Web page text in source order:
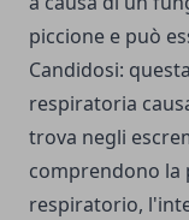
piccione e può
Candidosi:
respiratoria
trova negli
comprendono la
respiratorio,